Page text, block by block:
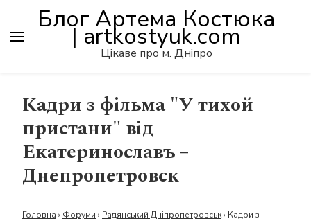
Блог Артема Костюка
| artkostyuk.com
Цікаве про м. Дніпро
Кадри з фільма "У тихой
пристани" від
Екатеринославъ –
Днепропетровск
Головна › Форуми › Радянський Дніпропетровськ› Кадри з